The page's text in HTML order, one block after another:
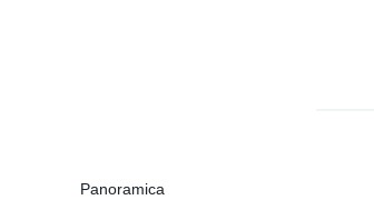
Panoramica